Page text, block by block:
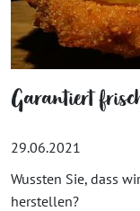
Garantiert
29.06.2021
Wussten Sie, dass
herstellen?